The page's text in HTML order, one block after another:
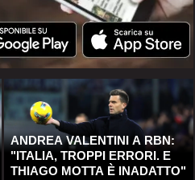
ANDREA VALENTINI A RBN:
"ITALIA, TROPPI ERRORI. E
THIAGO MOTTA È INADATTO"